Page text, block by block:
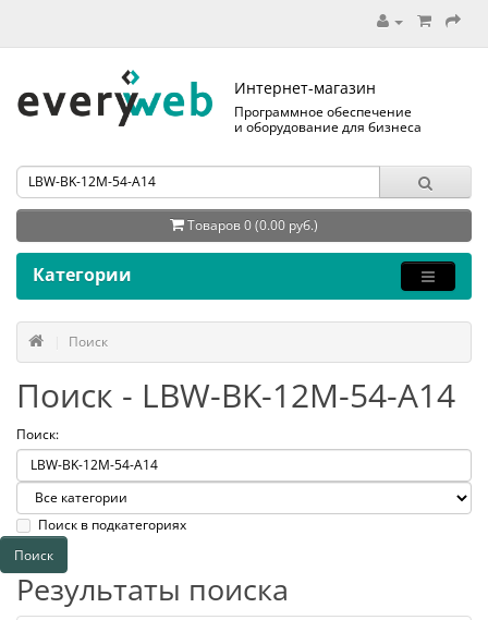
Интернет-магазин
Программное обеспечение
и оборудование для бизнеса
Товаров 0 (0.00 руб.)
Категории
Поиск
Поиск - LBW-BK-12M-54-A14
Поиск:
Поиск в подкатегориях
Результаты поиска